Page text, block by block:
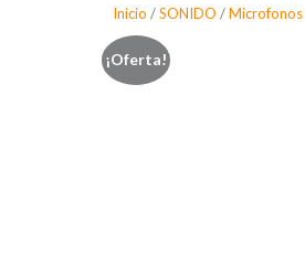
Inicio /SONIDO /Microfonos
¡Oferta!